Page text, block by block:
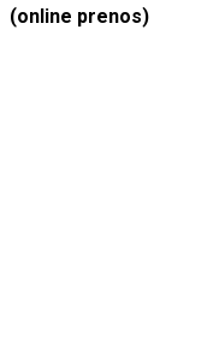
(online prenos)